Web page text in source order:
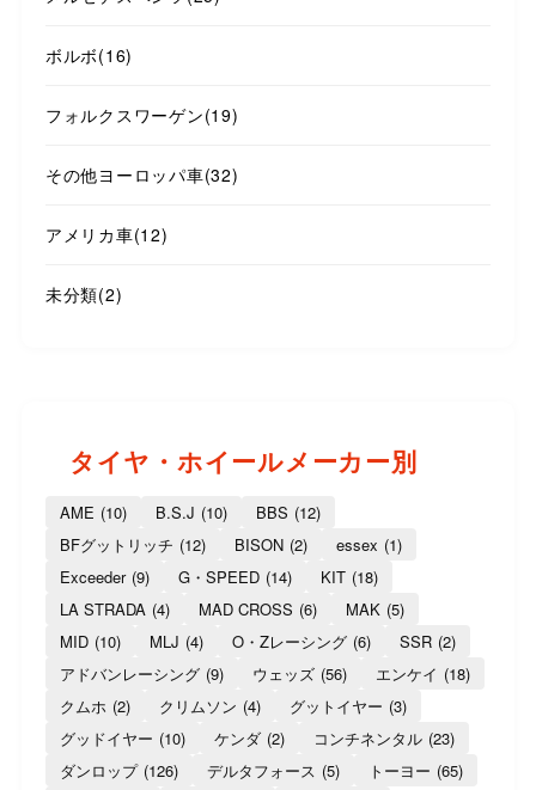
ボルボ(16)
フォルクスワーゲン(19)
その他ヨーロッパ車(32)
アメリカ車(12)
未分類(2)
タイヤ・ホイールメーカー別
AME (10) B.S.J (10) BBS (12)
BFグットリッチ (12) BISON (2) essex (1)
Exceeder (9) G・SPEED (14) KIT (18)
LA STRADA (4) MAD CROSS (6) MAK (5)
MID (10) MLJ (4) O・Zレーシング (6) SSR (2)
アドバンレーシング (9) ウェッズ (56) エンケイ (18)
クムホ (2) クリムソン (4) グットイヤー (3)
グッドイヤー (10) ケンダ (2) コンチネンタル (23)
ダンロップ (126) デルタフォース (5) トーヨー (65)